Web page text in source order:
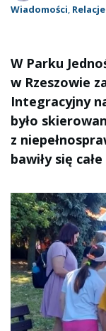
Wiadomości,
W Parku
w Rzeszowie
Integracyjny
było
z
bawiły się